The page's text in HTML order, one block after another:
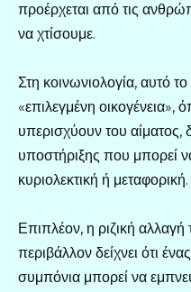
προέρχεται από τις
να χτίσουμε.
Στη κοινωνιολογία, αυτό
«επιλεγμένη οικογένεια»,
υπερισχύουν του αίματος,
υποστήριξης που μπορεί
κυριολεκτική ή μεταφορική.
Επιπλέον, η ριζική
περιβάλλον δείχνει ότι
συμπόνια μπορεί να